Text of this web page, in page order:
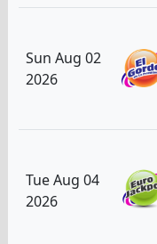
Sun Aug 02
2026
Tue Aug 04
2026